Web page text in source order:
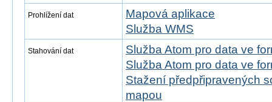
Prohlížení dat
Mapová aplikace
Služba WMS
Stahování dat
Služba Atom pro data ve
Služba Atom pro data ve
Stažení předpřipravených
mapou